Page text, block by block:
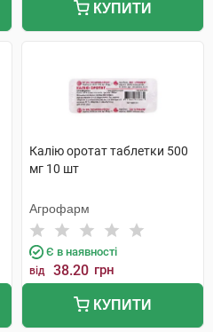
КУПИТИ
Калію оротат таблетки 500
мг 10 шт
Агрофарм
Є в наявності
від 38.20 грн
КУПИТИ